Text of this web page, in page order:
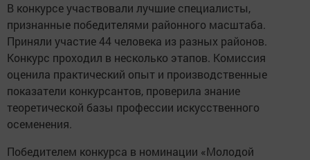
В конкурсе участвовали лучшие специалисты,
признанные победителями районного масштаба.
Приняли участие 44 человека из разных районов.
Конкурс проходил в несколько этапов. Комиссия
оценила практический опыт и производственные
показатели конкурсантов, проверила знание
теоретической базы профессии искусственного
осеменения.
Победителем конкурса в номинации «Молодой